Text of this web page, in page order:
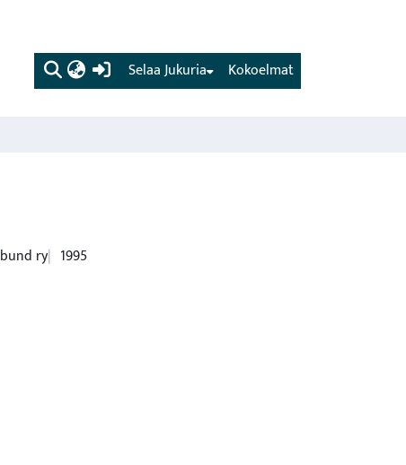
(current) Kokoelmat
Selaa Jukuria
ry 1995